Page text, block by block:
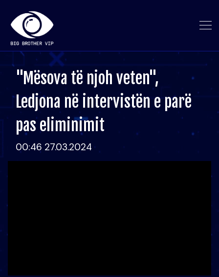
"Mësova të njoh veten",
Ledjona në intervistën e parë
pas eliminimit
00:46 27.03.2024